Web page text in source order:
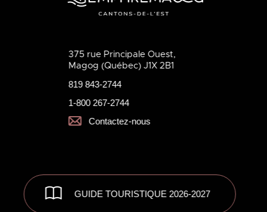
375 rue Principale Ouest,
Magog (Québec) J1X 2B1
819 843-2744
1-800 267-2744
Contactez-nous
GUIDE TOURISTIQUE 2026-2027